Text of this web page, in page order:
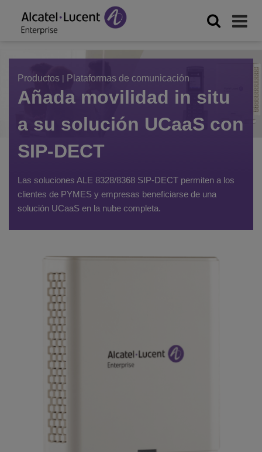
Productos | Plataformas de comunicación
Añada movilidad in situ
a su solución UCaaS con
SIP-DECT
Las soluciones ALE 8328/8368 SIP-DECT permiten a los
clientes de PYMES y empresas beneficiarse de una
solución UCaaS en la nube completa.